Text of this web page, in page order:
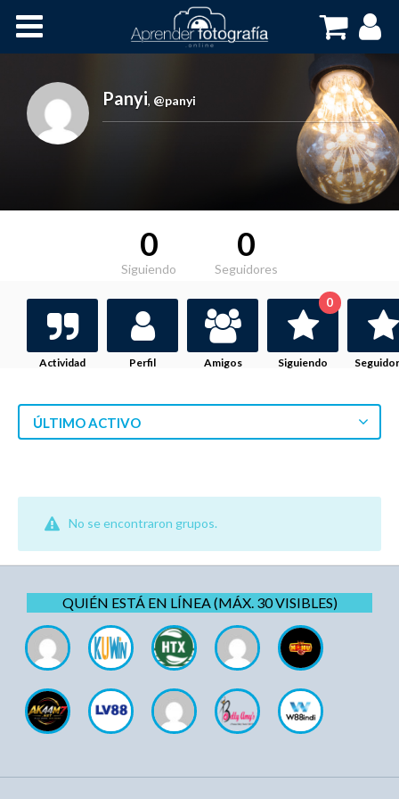
Cursos OnLine
Panyi, @panyi
0
Siguiendo
0
Seguidores
Actividad Perfil Amigos Siguiendo
0
ÚLTIMO ACTIVO
No se encontraron grupos.
QUIÉN ESTÁ EN LÍNEA (MÁX. 30 VISIBLES)